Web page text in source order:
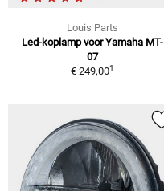
Louis Parts
Led-koplamp voor Yamaha MT-
07
€ 249,001